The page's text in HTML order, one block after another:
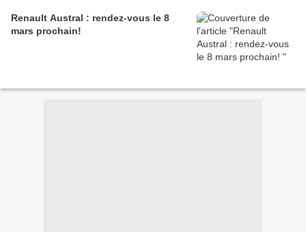
Renault Austral : rendez-vous le 8
mars prochain!